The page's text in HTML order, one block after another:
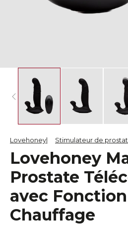
Lovehoney Stimulateur de
Lovehoney
Prostate
avec
Chauffage